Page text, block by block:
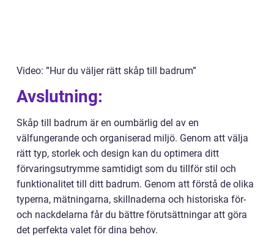
Video: ”Hur du väljer rätt skåp till badrum”
Avslutning:
Skåp till badrum är en oumbärlig del av en
välfungerande och organiserad miljö. Genom att välja
rätt typ, storlek och design kan du optimera ditt
förvaringsutrymme samtidigt som du tillför stil och
funktionalitet till ditt badrum. Genom att förstå de olika
typerna, mätningarna, skillnaderna och historiska för-
och nackdelarna får du bättre förutsättningar att göra
det perfekta valet för dina behov.